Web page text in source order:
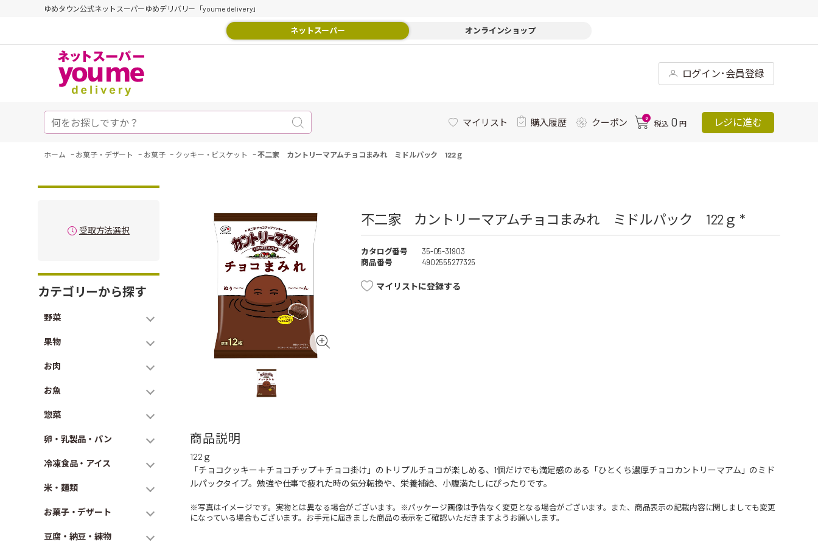
ゆめタウン公式ネットスーパーゆめデリバリー「youme delivery」
ネットスーパー オンラインショップ
ログイン･会員登録
マイリスト 購入履歴 クーポン 0
税込 0 円 レジに進む
ホーム - お菓子・デザート - お菓子 - クッキー・ビスケット -不二家 カントリーマアムチョコまみれ ミドルパック 122ｇ
受取方法選択
カテゴリーから探す
野菜
果物
お肉
お魚
惣菜
卵・乳製品・パン
冷凍食品・アイス
米・麺類
お菓子・デザート
豆腐・納豆・練物
不二家 カントリーマアムチョコまみれ ミドルパック 122ｇ *
カタログ番号
35-05-31903
商品番号
4902555277325
マイリストに登録する
商品説明
122ｇ
「チョコクッキー＋チョコチップ＋チョコ掛け」のトリプルチョコが楽しめる、1個だけでも満足感のある「ひとくち濃厚チョコカントリーマアム」のミド
ルパックタイプ。勉強や仕事で疲れた時の気分転換や、栄養補給、小腹満たしにぴったりです。
※写真はイメージです。実物とは異なる場合がございます。※パッケージ画像は予告なく変更となる場合がございます。また、商品表示の記載内容に関しましても変更
になっている場合もございます。お手元に届きました商品の表示をご確認いただきますようお願いします。